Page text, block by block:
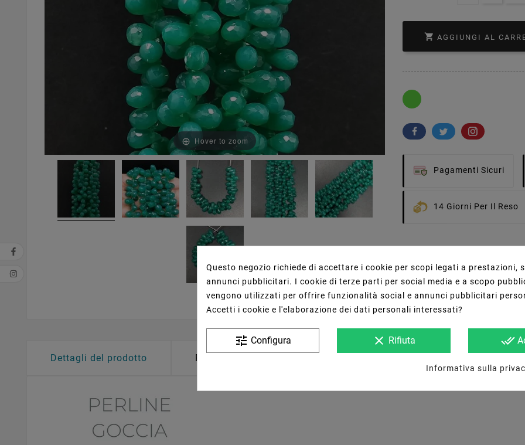
Hover to zoom
 AGGIUNGI AL
Pagamenti Sicuri
14 Giorni Per Il Reso
Dettagli del prodotto Revisione
Questo negozio richiede di accettare i cookie per scopi legati a prestazioni,
annunci pubblicitari. I cookie di terze parti per social media e a scopo
vengono utilizzati per offrire funzionalità social e annunci pubblicitari
Accetti i cookie e l'elaborazione dei dati personali interessati?
tune Configura clear Rifiuta done_all
Informativa sulla